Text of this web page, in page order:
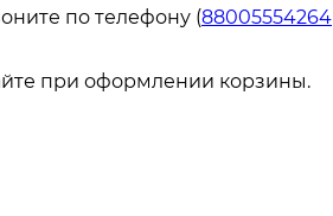
по телефону (88005554264
при оформлении корзины.